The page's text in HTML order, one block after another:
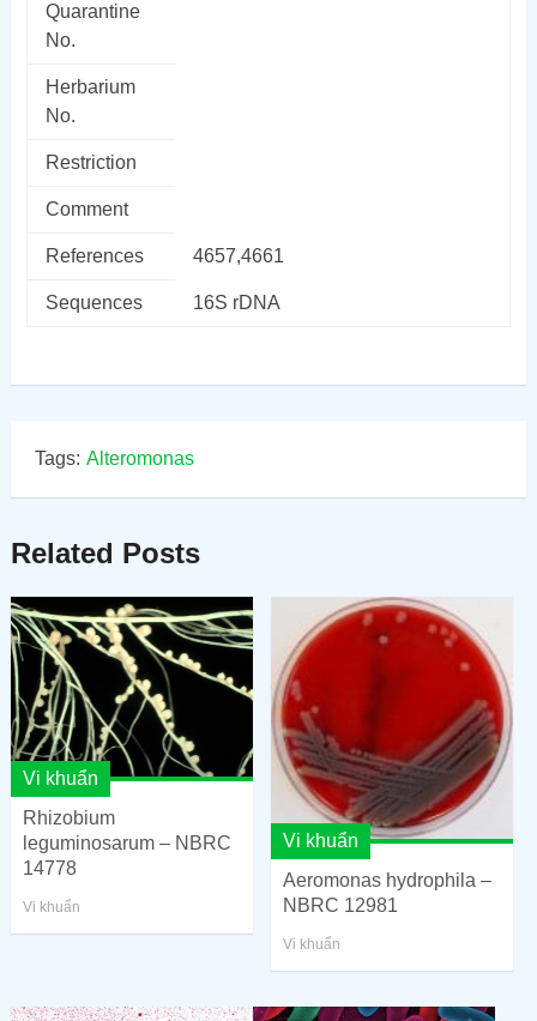
Quarantine
No.
Herbarium
No.
Restriction
Comment
References 4657,4661
Sequences 16S rDNA
Tags: Alteromonas
Related Posts
Vi khuẩn
Rhizobium
leguminosarum – NBRC
14778
Vi khuẩn
Vi khuẩn
Aeromonas hydrophila –
NBRC 12981
Vi khuẩn